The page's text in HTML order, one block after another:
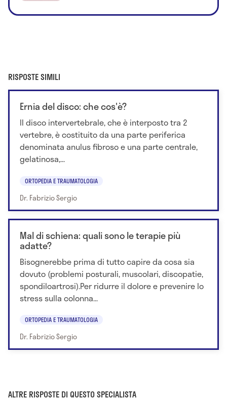
RISPOSTE SIMILI
Ernia del disco: che cos'è?
Il disco intervertebrale, che è interposto tra 2
vertebre, è costituito da una parte periferica
denominata anulus fibroso e una parte centrale,
gelatinosa,...
ORTOPEDIA E TRAUMATOLOGIA
Dr. Fabrizio Sergio
Mal di schiena: quali sono le terapie più
adatte?
Bisognerebbe prima di tutto capire da cosa sia
dovuto (problemi posturali, muscolari, discopatie,
spondiloartrosi).Per ridurre il dolore e prevenire lo
stress sulla colonna...
ORTOPEDIA E TRAUMATOLOGIA
Dr. Fabrizio Sergio
ALTRE RISPOSTE DI QUESTO SPECIALISTA